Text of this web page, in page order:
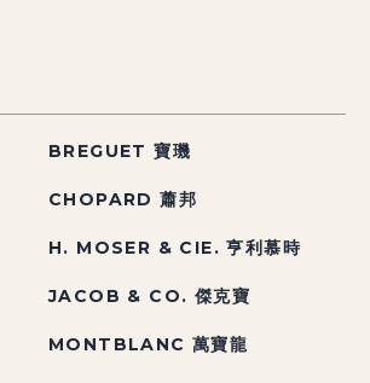
BREGUET 寶璣
CHOPARD 蕭邦
H. MOSER & CIE. 亨利慕時
JACOB & CO. 傑克寶
MONTBLANC 萬寶龍